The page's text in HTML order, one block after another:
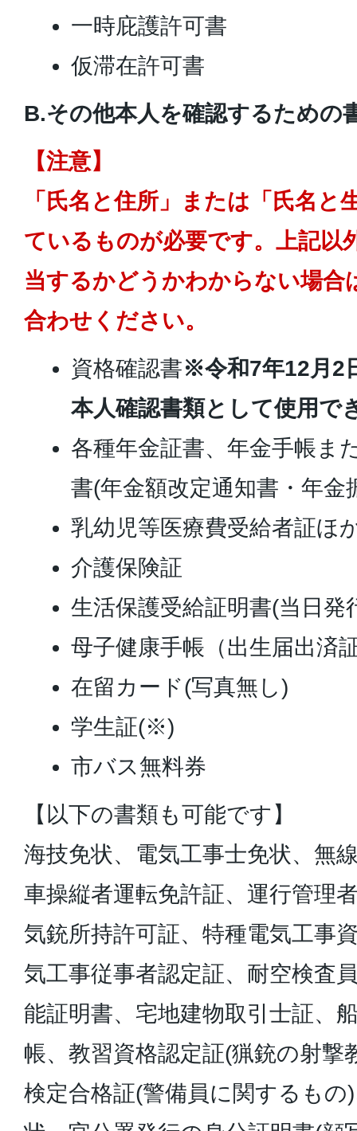
一時庇護許可書
仮滞在許可書
B.その他本人を確認するための
【注意】
「氏名と住所」または「氏名と
ているものが必要です。上記以
当するかどうかわからない場合
合わせください。
資格確認書※令和7年12月2
本人確認書類として使用で
各種年金証書、年金手帳ま
書(年金額改定通知書・年金
乳幼児等医療費受給者証ほ
介護保険証
生活保護受給証明書(当日発
母子健康手帳（出生届出済
在留カード(写真無し)
学生証(※)
市バス無料券
【以下の書類も可能です】
海技免状、電気工事士免状、無
車操縦者運転免許証、運行管理
気銃所持許可証、特種電気工事
気工事従事者認定証、耐空検査
能証明書、宅地建物取引士証、
帳、教習資格認定証(猟銃の射撃
検定合格証(警備員に関するもの